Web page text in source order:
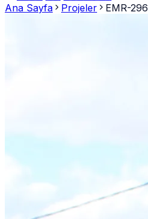
Ana Sayfa
Projeler EMR-296